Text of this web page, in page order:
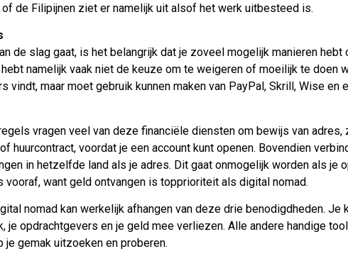
de Filipijnen ziet er namelijk uit alsof het werk uitbesteed is.
de slag gaat, is het belangrijk dat je zoveel mogelijk manieren hebt
namelijk vaak niet de keuze om te weigeren of moeilijk te doen
vindt, maar moet gebruik kunnen maken van PayPal, Skrill, Wise en
vragen veel van deze financiële diensten om bewijs van adres,
huurcontract, voordat je een account kunt openen. Bovendien
in hetzelfde land als je adres. Dit gaat onmogelijk worden als je
vooraf, want geld ontvangen is topprioriteit als digital nomad.
nomad kan werkelijk afhangen van deze drie benodigdheden. Je
je opdrachtgevers en je geld mee verliezen. Alle andere handige
je gemak uitzoeken en proberen.